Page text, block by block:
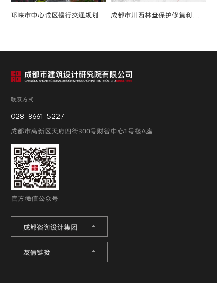
邛崃市中心城区慢行交通规划 成都市川西林盘保护修复利用总体规划（2018-2035）
联系方式
028-8661-5227
成都市高新区天府四街300号财智中心1号楼A座
官方微信公众号
成都咨询设计集团
友情链接